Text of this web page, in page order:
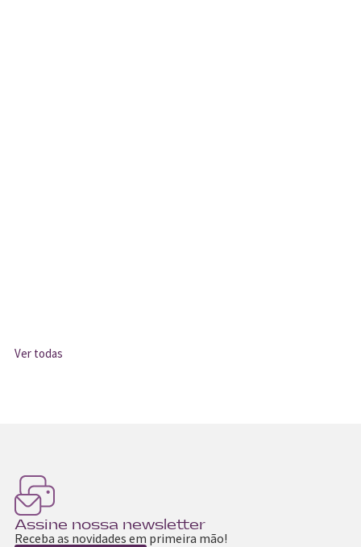
Ver todas
Assine nossa newsletter
Receba as novidades em primeira mão!